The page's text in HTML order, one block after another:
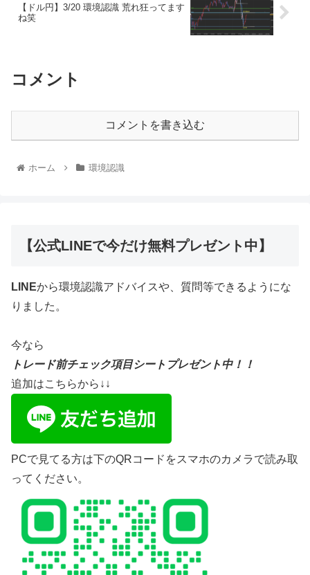
【ドル円】3/20 環境認識 荒れ狂ってます
ね笑
コメント
コメントを書き込む
ホーム 環境認識
【公式LINEで今だけ無料プレゼント中】
LINEから環境認識アドバイスや、質問等できるようにな
りました。
今なら
トレード前チェック項目シートプレゼント中！！
追加はこちらから↓↓
PCで見てる方は下のQRコードをスマホのカメラで読み取
ってください。